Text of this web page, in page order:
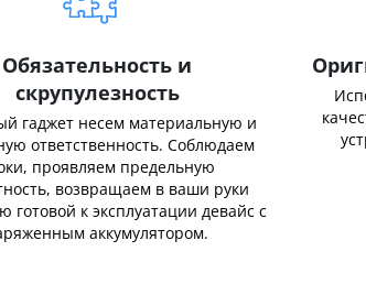
Обязательность и
скрупулезность
гаджет несем материальную и
ответственность. Соблюдаем
проявляем предельную
возвращаем в ваши руки
готовой к эксплуатации девайс с
аккумулятором.